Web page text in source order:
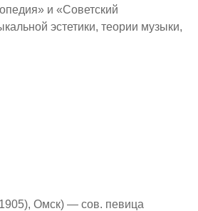
и «Советский
эстетики, теории музыки,
Омск) — сов. певица